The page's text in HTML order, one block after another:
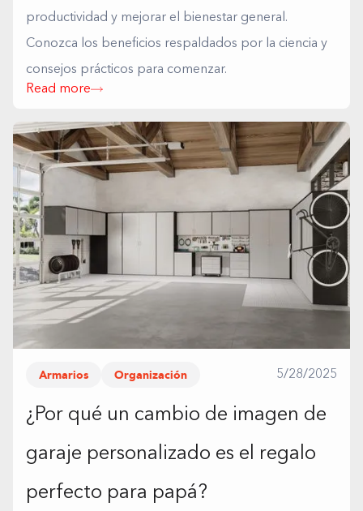
productividad y mejorar el bienestar general.
Conozca los beneficios respaldados por la ciencia y
consejos prácticos para comenzar.
Read more
Armarios Organización 5/28/2025
¿Por qué un cambio de imagen de
garaje personalizado es el regalo
perfecto para papá?